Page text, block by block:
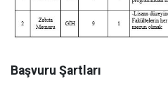
Başvuru Şartları